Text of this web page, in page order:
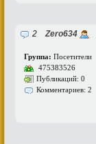
2Zero634
Группа: Посетители
475383526
Публикаций: 0
Комментариев: 2